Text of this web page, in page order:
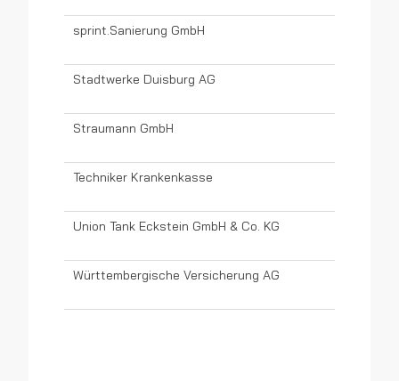
sprint.Sanierung GmbH
Stadtwerke Duisburg AG
Straumann GmbH
Techniker Krankenkasse
Union Tank Eckstein GmbH & Co. KG
Württembergische Versicherung AG